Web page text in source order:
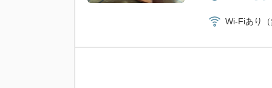
Wi-Fiあり（